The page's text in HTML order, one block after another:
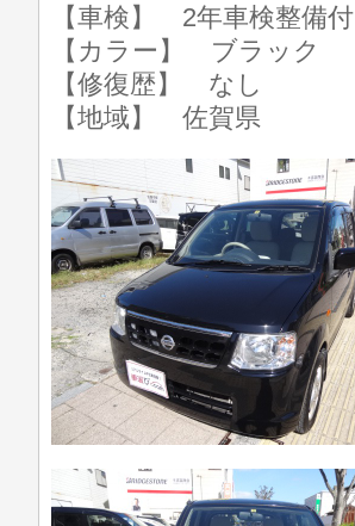
【車検】 2年車検整備付
【カラー】 ブラック
【修復歴】 なし
【地域】 佐賀県